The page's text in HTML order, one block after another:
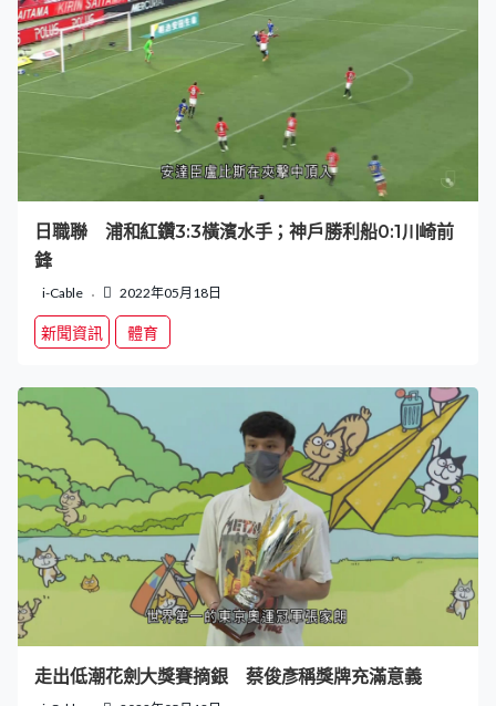
日職聯 浦和紅鑽3:3橫濱水手；神戶勝利船0:1川崎前
鋒
i-Cable 2022年05月18日
新聞資訊 體育
走出低潮花劍大獎賽摘銀 蔡俊彥稱獎牌充滿意義